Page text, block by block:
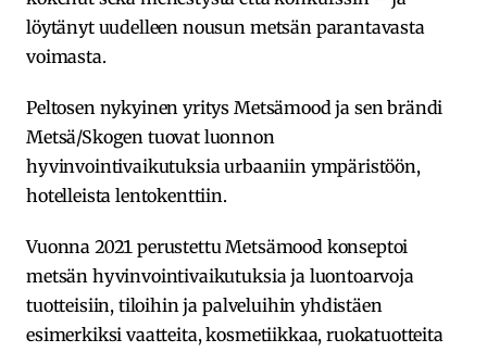
löytänyt uudelleen nousun metsän parantavasta
voimasta.
Peltosen nykyinen yritys Metsämood ja sen brändi
Metsä/Skogen tuovat luonnon
hyvinvointivaikutuksia urbaaniin ympäristöön,
hotelleista lentokenttiin.
Vuonna 2021 perustettu Metsämood konseptoi
metsän hyvinvointivaikutuksia ja luontoarvoja
tuotteisiin, tiloihin ja palveluihin yhdistäen
esimerkiksi vaatteita, kosmetiikkaa, ruokatuotteita